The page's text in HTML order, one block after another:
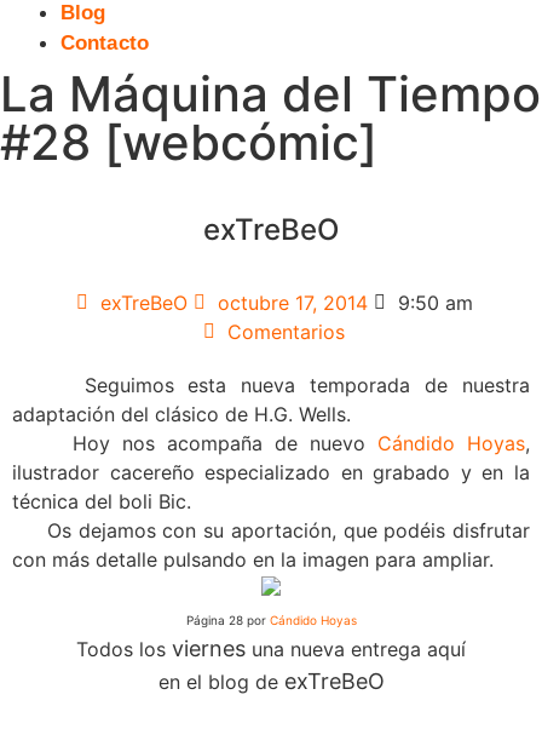
Blog
Contacto
La Máquina del Tiempo
#28 [webcómic]
exTreBeO
exTreBeO octubre 17, 2014
9:50 am
Comentarios
Seguimos esta nueva temporada de nuestra
adaptación del clásico de H.G. Wells.
Hoy nos acompaña de nuevo Cándido Hoyas,
ilustrador cacereño especializado en grabado y en la
técnica del boli Bic.
Os dejamos con su aportación, que podéis disfrutar
con más detalle pulsando en la imagen para ampliar.
Página 28 por Cándido Hoyas
Todos los viernes una nueva entrega aquí
en el blog de exTreBeO